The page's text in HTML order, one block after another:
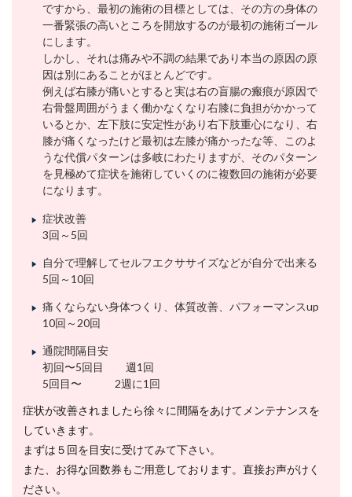
ですから、最初の施術の目標としては、その方の身体の
一番緊張の高いところを開放するのが最初の施術ゴール
にします。
しかし、それは痛みや不調の結果であり本当の原因の原
因は別にあることがほとんどです。
例えば右膝が痛いとすると実は右の盲腸の瘢痕が原因で
右骨盤周囲がうまく働かなくなり右膝に負担がかかって
いるとか、左下肢に安定性があり右下肢重心になり、右
膝が痛くなったけど最初は左膝が痛かったな等、このよ
うな代償パターンは多岐にわたりますが、そのパターン
を見極めて症状を施術していくのに複数回の施術が必要
になります。
症状改善
3回～5回
自分で理解してセルフエクササイズなどが自分で出来る
5回～10回
痛くならない身体つくり、体質改善、パフォーマンスup
10回～20回
通院間隔目安
初回〜5回目 週1回
5回目〜 2週に1回
症状が改善されましたら徐々に間隔をあけてメンテナンスを
していきます。
まずは５回を目安に受けてみて下さい。
また、お得な回数券もご用意しております。直接お声がけく
ださい。